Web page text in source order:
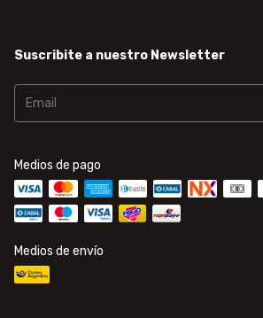
Suscribite a nuestro Newsletter
Medios de pago
Medios de envío